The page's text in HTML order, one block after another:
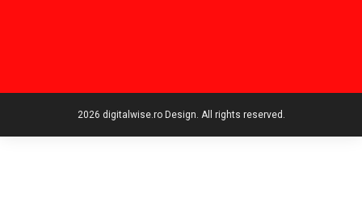
2026 digitalwise.ro Design. All rights reserved.